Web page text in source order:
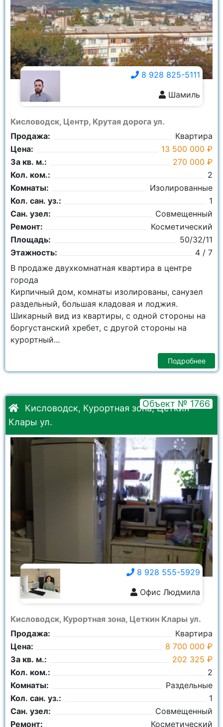
Город: Ничего не выбрано
Площадь общая:
Кисловодск, Центр, Крутая дорога ул.
Продажа:
Квартира
Цена:
13 500 000 ₽
За кв. м.:
270 000 ₽
Кол. ком.:
2
Комнаты:
Изолированные
Кол. сан. уз.:
1
Сан. узел:
Совмещенный
Ремонт:
Косметический
Площадь:
50/32/11
Этажность:
4 / 7
8 928 825-5111
Шамиль
В продаже двухкомнатная квартира в центре
города
Кирпичный дом, комнаты изолированы, caнузел
раздельный, большaя кладовая и лoджия.
Шикарный вид из квартиры, с одной стороны на
боргустанский хребет, с другой стороны на
курортный...
Подробнее
Кисловодск, Курортная зона, Цеткин
Клары ул.
Объект № 1766
Кисловодск, Курортная зона, Цеткин Клары ул.
Продажа:
Квартира
Цена:
8 700 000 ₽
За кв. м.:
202 325 ₽
Кол. ком.:
2
Комнаты:
Раздельные
Кол. сан. уз.:
1
Сан. узел:
Совмещенный
Ремонт:
Косметический
8 928 555-5929
Офис Людмила